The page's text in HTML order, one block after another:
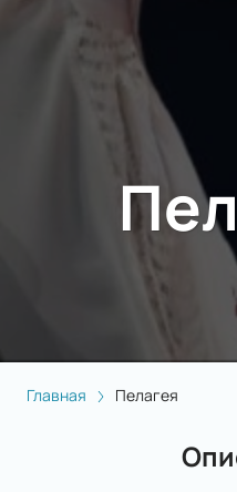
Главная Пелагея